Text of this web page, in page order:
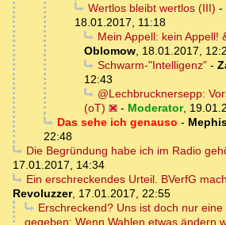
Wertlos bleibt wertlos (III) -
18.01.2017, 11:18
Mein Appell: kein Appell!
Oblomow, 18.01.2017,
Schwarm-"Intelligenz"-
12:43
@Lechbrucknersepp:
(oT)
- Moderator,
Das sehe ich genauso -
22:48
Die Begründung habe ich im Radio
17.01.2017, 14:34
Ein erschreckendes Urteil. BVerfG
Revoluzzer, 17.01.2017, 22:55
Erschreckend? Uns ist doch nur
gegeben: Wenn Wahlen etwas ändern